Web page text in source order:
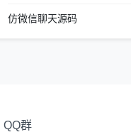
仿微信聊天源码
QQ群